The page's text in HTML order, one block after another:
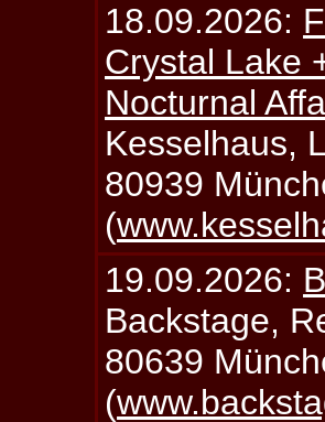
18.09.2026:
Crystal Lake
Nocturnal
Kesselhaus,
80939
(
19.09.2026:
Backstage,
80639
(